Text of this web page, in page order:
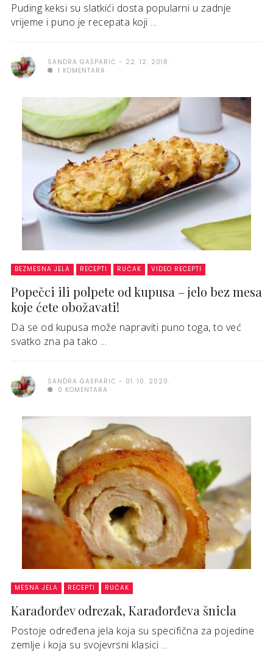
Puding keksi su slatkići dosta popularni u zadnje
vrijeme i puno je recepata koji ...
SANDRA GAŠPARIĆ
22. 12. 2018.
1 KOMENTARA
BEZMESNA JELA RECEPTI RUČAK VIDEO RECEPTI
Popečci ili polpete od kupusa – jelo bez mesa
koje ćete obožavati!
Da se od kupusa može napraviti puno toga, to već
svatko zna pa tako ...
SANDRA GAŠPARIĆ
01. 10. 2020.
0 KOMENTARA
MESNA JELA RECEPTI RUČAK
Karađorđev odrezak, Karađorđeva šnicla
Postoje određena jela koja su specifična za pojedine
zemlje i koja su svojevrsni klasici ...